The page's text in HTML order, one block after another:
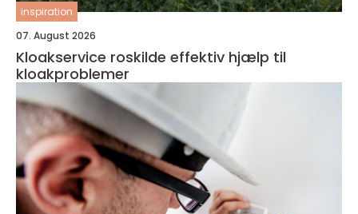
inspiration
07. August 2026
Kloakservice roskilde effektiv hjælp til
kloakproblemer